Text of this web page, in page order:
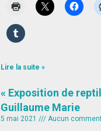
Lire la suite »
« Exposition de
Guillaume Marie
5 mai 2021 Aucun